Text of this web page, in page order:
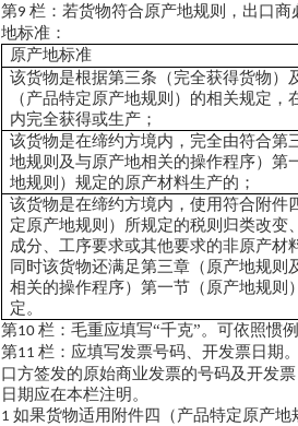
第9 栏：若货物符合原产地规则，出口
地标准：
原产地标准
该货物是根据第三条（完全获得货物）
（产品特定原产地规则）的相关规定，
内完全获得或生产；
该货物是在缔约方境内，完全由符合第
地规则及与原产地相关的操作程序）第
地规则）规定的原产材料生产的；
该货物是在缔约方境内，使用符合附件
定原产地规则）所规定的税则归类改变
成分、工序要求或其他要求的非原产材
同时该货物还满足第三章（原产地规则
相关的操作程序）第一节（原产地规则
定。
第10 栏：毛重应填写“千克”。可依照惯
第11 栏：应填写发票号码、开发票日期
口方签发的原始商业发票的号码及开发票
日期应在本栏注明。
1 如果货物适用附件四（产品特定原产